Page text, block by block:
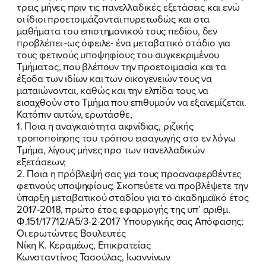
τρεις μήνες πριν τις πανελλαδικές εξετάσεις και ενώ
οι ίδιοι προετοιμάζονται πυρετωδώς και στα
μαθήματα του επιστημονικού τους πεδίου, δεν
προβλέπει -ως όφειλε- ένα μεταβατικό στάδιο για
τους φετινούς υποψηφίους του συγκεκριμένου
Τμήματος, που βλέπουν την προετοιμασία και τα
έξοδα των ιδίων και των οικογενειών τους να
ματαιώνονται, καθώς και την ελπίδα τους να
εισαχθούν στο Τμήμα που επιθυμούν να εξανεμίζεται.
Κατόπιν αυτών, ερωτάσθε,
1. Ποια η αναγκαιότητα αιφνίδιας, ριζικής
τροποποίησης του τρόπου εισαγωγής στο εν λόγω
Τμήμα, λίγους μήνες προ των πανελλαδικών
εξετάσεων;
2. Ποια η πρόβλεψή σας για τους προαναφερθέντες
φετινούς υποψηφίους; Σκοπεύετε να προβλέψετε την
ύπαρξη μεταβατικού σταδίου για το ακαδημαϊκό έτος
2017-2018, πρώτο έτος εφαρμογής της υπ’ αριθμ.
Φ.151/17712/Α5/3-2-2017 Υπουργικής σας Απόφασης;
Οι ερωτώντες Βουλευτές
Νίκη Κ. Κεραμέως, Επικρατείας
Κωνσταντίνος Τασούλας, Ιωαννίνων